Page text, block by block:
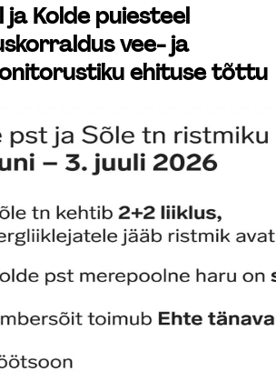
ja Kolde puiesteel
vee- ja
ehituse tõttu